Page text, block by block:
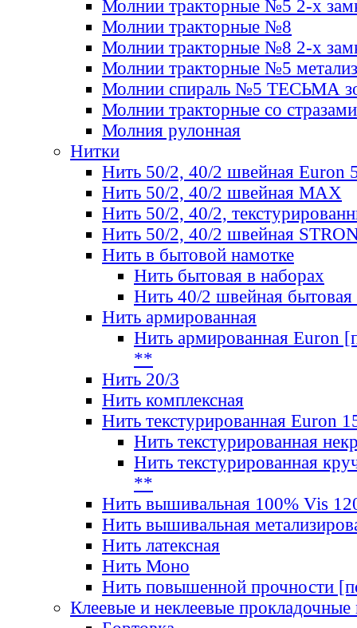
Молнии тракторные №5 2-х
Молнии тракторные №8
Молнии тракторные №8 2-х
Молнии тракторные №5
Молнии спираль №5 ТЕСЬМА
Молнии тракторные со стразами
Молния рулонная
Нитки
Нить 50/2, 40/2 швейная Euron
Нить 50/2, 40/2 швейная МАХ
Нить 50/2, 40/2,
Нить 50/2, 40/2 швейная
Нить в бытовой намотке
Нить бытовая в наборах
Нить 40/2 швейная бытовая
Нить армированная
Нить армированная Euron
**
Нить 20/3
Нить комплексная
Нить текстурированная Euron
Нить текстурированная
Нить текстурированная
**
Нить вышивальная 100% Vis
Нить вышивальная
Нить латексная
Нить Моно
Нить повышенной прочности
Клеевые и неклеевые прокладочные